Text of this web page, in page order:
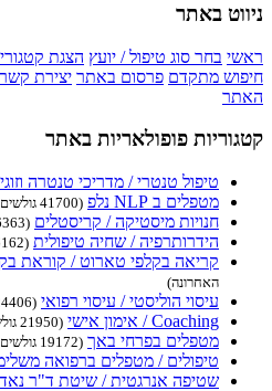
ניווט באתר
ראשי בחר סוג טיפול / יועץ הצגת
חיפוש מתקדם פרסום באתר יצירת קשר
האתר
קטגוריות פופולאריות באתר
טיפול טנטרי / מדריכי טנטרה
מטפלים ב NLP נלפ (41700 גולשים ביממה האחרונה)
חנויות מיסטיקה / קריסטלים (26363 גולשים ביממה האחרונה)
הידרותרפיה / שחיה טיפולית (26162 גולשים ביממה האחרונה)
קריאה בקלפי טארוט / קוראת
האחרונה)
עיסוי הוליסטי / עיסוי רפואי (24406 גולשים ביממה האחרונה)
Coaching / אימון אישי (21950 גולשים ביממה האחרונה)
מטפלים בפרחי באך (19172 גולשים ביממה האחרונה)
טיפולים / מטפלים ברפואה
שטיפה אנרגטית / שיטת ד"ר